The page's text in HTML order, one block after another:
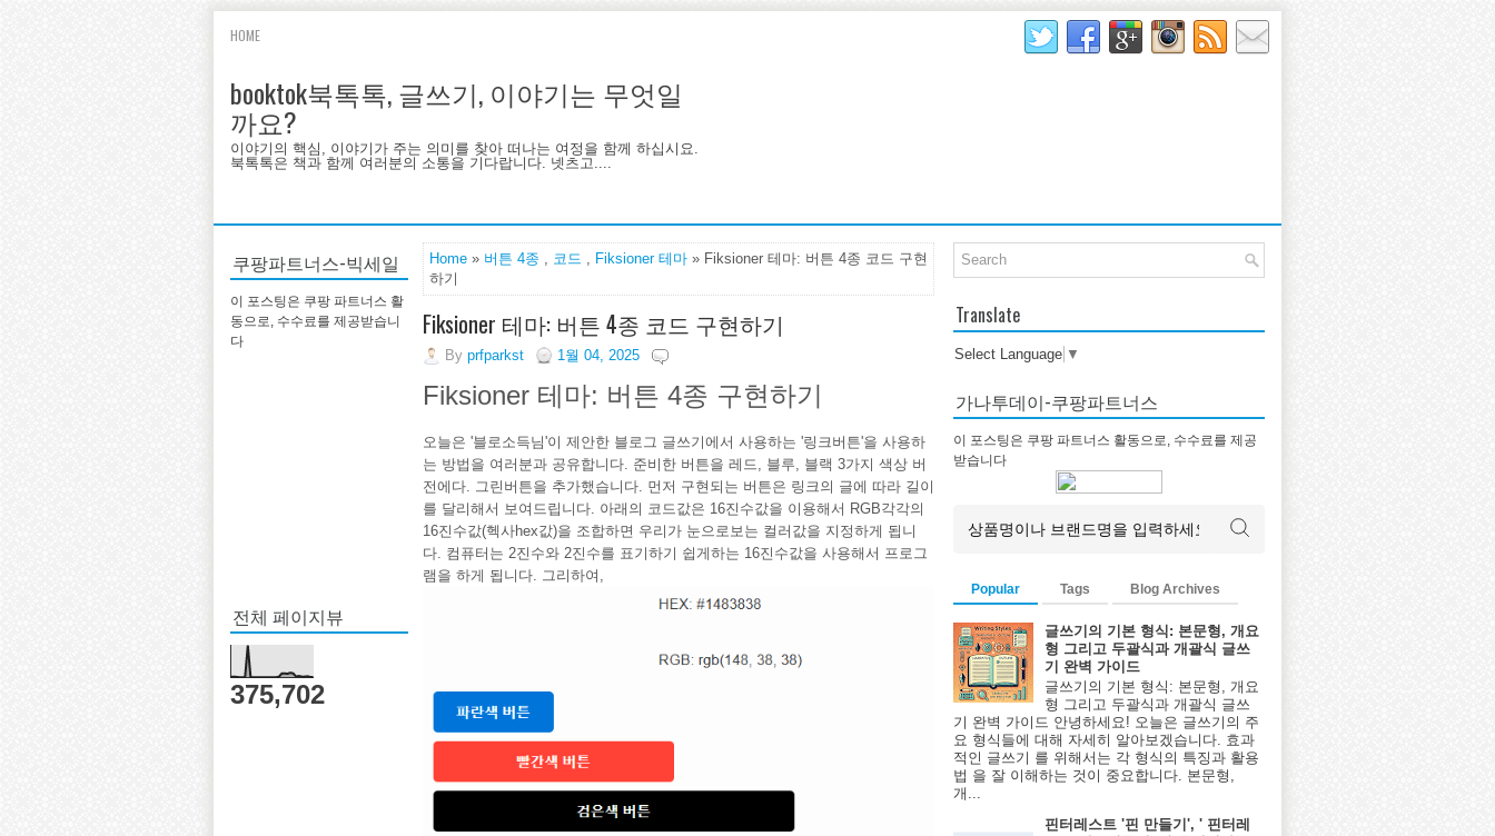
HOME
booktok북톡톡, 글쓰기, 이야기는 무엇일
까요?
이야기의 핵심, 이야기가 주는 의미를 찾아 떠나는 여정을 함께 하십시요.
북톡톡은 책과 함께 여러분의 소통을 기다랍니다. 넷츠고....
쿠팡파트너스-빅세일
이 포스팅은 쿠팡 파트너스 활
동으로, 수수료를 제공받습니
다
전체 페이지뷰
375,702
Home » 버튼 4종 , 코드 , Fiksioner 테마 » Fiksioner 테마: 버튼 4종 코드 구현
하기
Fiksioner 테마: 버튼 4종 코드 구현하기
By prfparkst 1월 04, 2025
Fiksioner 테마: 버튼 4종 구현하기
오늘은 '블로소득님'이 제안한 블로그 글쓰기에서 사용하는 '링크버튼'을 사용하
는 방법을 여러분과 공유합니다. 준비한 버튼을 레드, 블루, 블랙 3가지 색상 버
전에다. 그린버튼을 추가했습니다. 먼저 구현되는 버튼은 링크의 글에 따라 길이
를 달리해서 보여드립니다. 아래의 코드값은 16진수값을 이용해서 RGB각각의
16진수값(헥사hex값)을 조합하면 우리가 눈으로보는 컬러값을 지정하게 됩니
다. 컴퓨터는 2진수와 2진수를 표기하기 쉽게하는 16진수값을 사용해서 프로그
램을 하게 됩니다. 그리하여,
Translate
Select Language ▼
가나투데이-쿠팡파트너스
이 포스팅은 쿠팡 파트너스 활동으로, 수수료를 제공
받습니다
Popular Tags Blog Archives
글쓰기의 기본 형식: 본문형, 개요
형 그리고 두괄식과 개괄식 글쓰
기 완벽 가이드
글쓰기의 기본 형식: 본문형, 개요
형 그리고 두괄식과 개괄식 글쓰
기 완벽 가이드 안녕하세요! 오늘은 글쓰기의 주
요 형식들에 대해 자세히 알아보겠습니다. 효과
적인 글쓰기 를 위해서는 각 형식의 특징과 활용
법 을 잘 이해하는 것이 중요합니다. 본문형,
개...
핀터레스트 '핀 만들기', ' 핀터레